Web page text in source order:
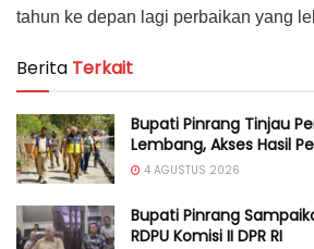
tahun ke depan lagi perbaikan yang
Berita Terkait
Bupati Pinrang Tinjau
Lembang, Akses Hasil
4 AGUSTUS 2026
Bupati Pinrang
RDPU Komisi II DPR RI